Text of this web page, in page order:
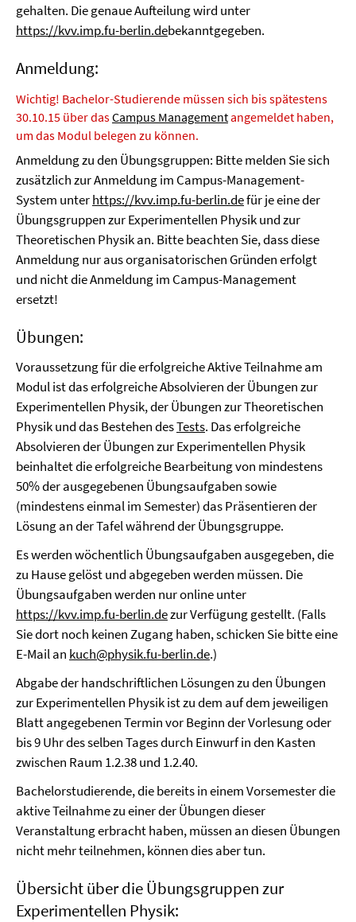
gehalten. Die genaue Aufteilung wird unter
https://kvv.imp.fu-berlin.debekanntgegeben.
Anmeldung:
Wichtig! Bachelor-Studierende müssen sich bis spätestens
30.10.15 über dasCampus Managementangemeldet haben,
um das Modul belegen zu können.
Anmeldung zu den Übungsgruppen: Bitte melden Sie sich
zusätzlich zur Anmeldung im Campus-Management-
System unterhttps://kvv.imp.fu-berlin.defür je eine der
Übungsgruppen zur Experimentellen Physik und zur
Theoretischen Physik an. Bitte beachten Sie, dass diese
Anmeldung nur aus organisatorischen Gründen erfolgt
und nicht die Anmeldung im Campus-Management
ersetzt!
Übungen:
Voraussetzung für die erfolgreiche Aktive Teilnahme am
Modul ist das erfolgreiche Absolvieren der Übungen zur
Experimentellen Physik, der Übungen zur Theoretischen
Physik und das Bestehen desTests. Das erfolgreiche
Absolvieren der Übungen zur Experimentellen Physik
beinhaltet die erfolgreiche Bearbeitung von mindestens
50% der ausgegebenen Übungsaufgaben sowie
(mindestens einmal im Semester) das Präsentieren der
Lösung an der Tafel während der Übungsgruppe.
Es werden wöchentlich Übungsaufgaben ausgegeben, die
zu Hause gelöst und abgegeben werden müssen. Die
Übungsaufgaben werden nur online unter
https://kvv.imp.fu-berlin.dezur Verfügung gestellt. (Falls
Sie dort noch keinen Zugang haben, schicken Sie bitte eine
E-Mail an kuch@physik.fu-berlin.de.)
Abgabe der handschriftlichen Lösungen zu den Übungen
zur Experimentellen Physik ist zu dem auf dem jeweiligen
Blatt angegebenen Termin vor Beginn der Vorlesung oder
bis 9 Uhr des selben Tages durch Einwurf in den Kasten
zwischen Raum 1.2.38 und 1.2.40.
Bachelorstudierende, die bereits in einem Vorsemester die
aktive Teilnahme zu einer der Übungen dieser
Veranstaltung erbracht haben, müssen an diesen Übungen
nicht mehr teilnehmen, können dies aber tun.
Übersicht über die Übungsgruppen zur
Experimentellen Physik: